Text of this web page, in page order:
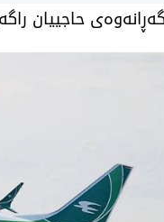
حاجییان